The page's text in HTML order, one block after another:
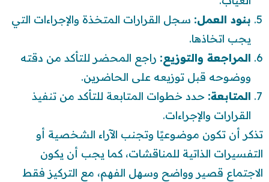
بنود العمل: سجل القرارات المتخذة والإجراءات التي
يجب اتخاذها.
المراجعة والتوزيع: راجع المحضر للتأكد من دقته
ووضوحه قبل توزيعه على الحاضرين.
المتابعة: حدد خطوات المتابعة للتأكد من تنفيذ
القرارات والإجراءات.
تذكر أن تكون موضوعيًا وتجنب الآراء الشخصية أو
التفسيرات الذاتية للمناقشات، كما يجب أن يكون
الاجتماع قصير وواضح وسهل الفهم، مع التركيز فقط